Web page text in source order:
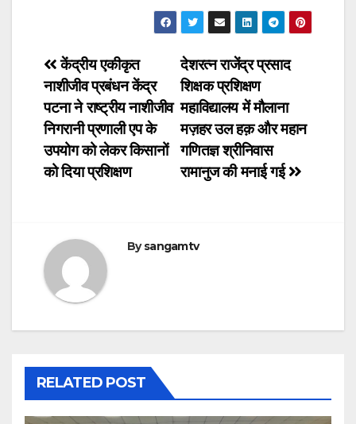
Post
navigation
देशरत्न राजेंद्र प्रसाद
शिक्षक प्रशिक्षण
महाविद्यालय में मौलाना
मज़हर उल हक़ और महान
गणितज्ञ श्रीनिवास
रामानुज की मनाई गई
केंद्रीय एकीकृत
नाशीजीव प्रबंधन केंद्र
पटना ने राष्ट्रीय नाशीजीव
निगरानी प्रणाली एप के
उपयोग को लेकर किसानों
को दिया प्रशिक्षण
Bysangamtv
RELATED POST